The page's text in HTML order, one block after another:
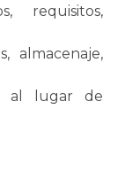
requisitos,
almacenaje,
al lugar de